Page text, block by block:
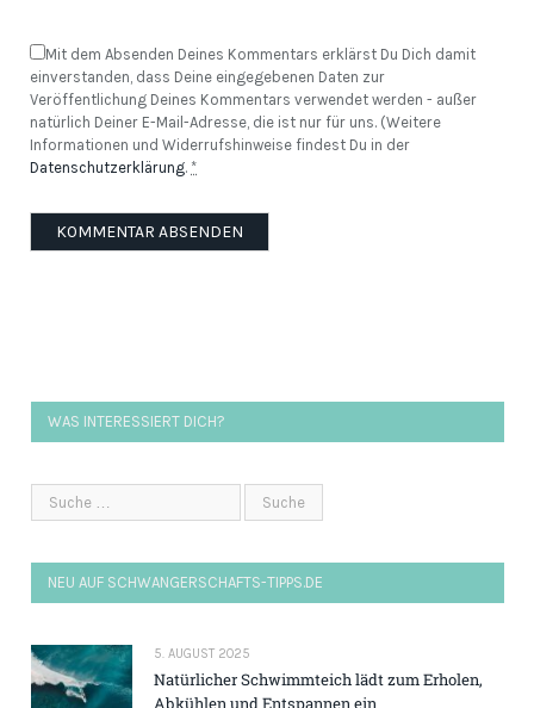
Mit dem Absenden Deines Kommentars erklärst Du Dich damit
einverstanden, dass Deine eingegebenen Daten zur
Veröffentlichung Deines Kommentars verwendet werden - außer
natürlich Deiner E-Mail-Adresse, die ist nur für uns. (Weitere
Informationen und Widerrufshinweise findest Du in der
Datenschutzerklärung. *
WAS INTERESSIERT DICH?
NEU AUF SCHWANGERSCHAFTS-TIPPS.DE
5. AUGUST 2025
Natürlicher Schwimmteich lädt zum Erholen,
Abkühlen und Entspannen ein